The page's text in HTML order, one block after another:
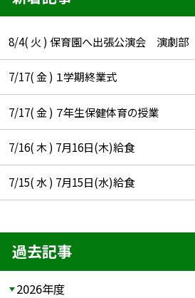
8/4( 火 ) 保育園へ出張公演会 演劇部
7/17( 金 ) １学期終業式
7/17( 金 ) ７年生保健体育の授業
7/16( 木 ) 7月16日(木)給食
7/15( 水 ) 7月15日(水)給食
過去記事
2026年度